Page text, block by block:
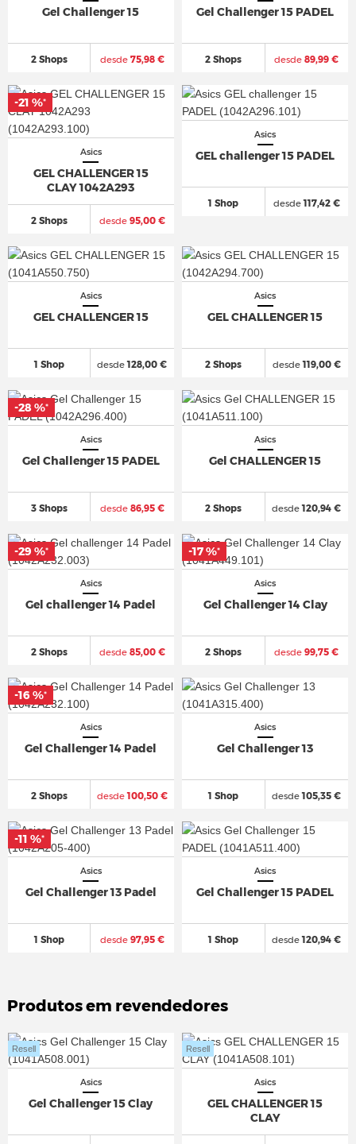
Gel Challenger 15
2 Shops desde75,98 €
Gel Challenger 15 PADEL
2 Shops desde 89,99 €
Asics
GEL CHALLENGER 15
CLAY 1042A293
2 Shops desde95,00 €
-21 %*
Asics
GEL challenger 15 PADEL
1 Shop desde117,42 €
Asics
GEL CHALLENGER 15
1 Shop desde128,00 €
Asics
GEL CHALLENGER 15
2 Shops desde119,00 €
Asics
Gel Challenger 15 PADEL
3 Shops desde86,95 €
-28 %*
Asics
Gel CHALLENGER 15
2 Shops desde120,94 €
Asics
Gel challenger 14 Padel
2 Shops desde85,00 €
-29 %*
Asics
Gel Challenger 14 Clay
2 Shops desde 99,75 €
-17 %*
Asics
Gel Challenger 14 Padel
2 Shops desde100,50 €
-16 %*
Asics
Gel Challenger 13
1 Shop desde105,35 €
Asics
Gel Challenger 13 Padel
1 Shop desde97,95 €
-11 %*
Asics
Gel Challenger 15 PADEL
1 Shop desde120,94 €
Produtos em revendedores
Asics
Gel Challenger 15 Clay
Resell
Asics
GEL CHALLENGER 15
CLAY
Resell